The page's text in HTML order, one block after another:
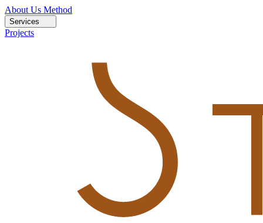
About Us Method
Services
Projects